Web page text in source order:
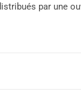
par une